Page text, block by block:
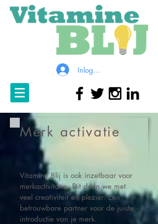
Inloggen
Merk activatie
Vitamine Blij is ook inzetbaar voor
merkactivitatie. Dit doen we met
veel creativiteit en plezier. Een
betrouwbare partner voor de juiste
introductie van je merk.